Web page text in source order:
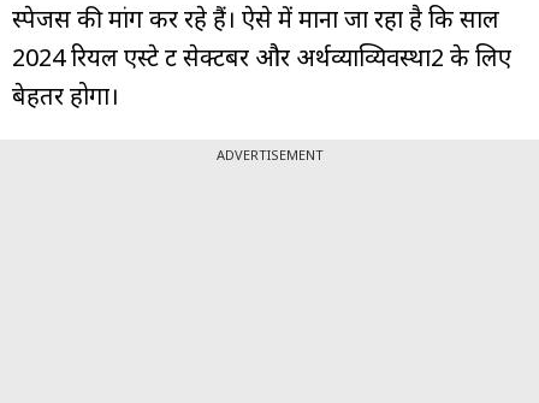
स्पेजस की मांग कर रहे हैं। ऐसे में माना जा रहा है कि साल
2024 रियल एस्टे ट सेक्टबर और अर्थव्याव्यिवस्था2 के लिए
बेहतर होगा।
ADVERTISEMENT